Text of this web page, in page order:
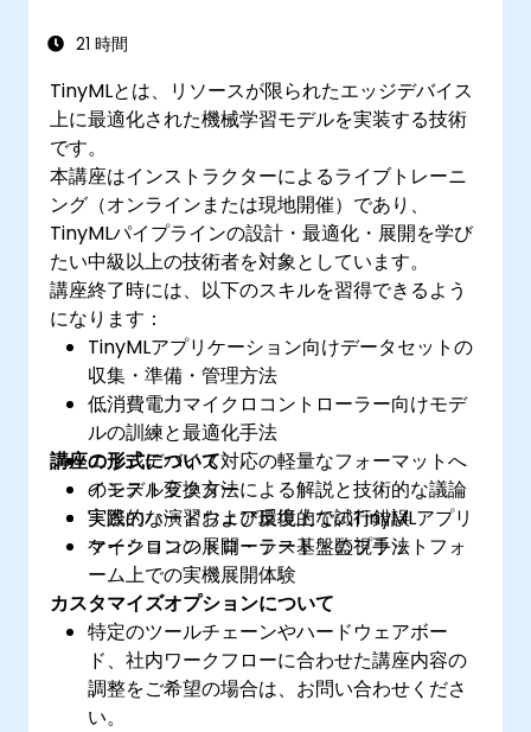
21 時間
TinyMLとは、リソースが限られたエッジデバイス
上に最適化された機械学習モデルを実装する技術
です。
本講座はインストラクターによるライブトレーニ
ング（オンラインまたは現地開催）であり、
TinyMLパイプラインの設計・最適化・展開を学び
たい中級以上の技術者を対象としています。
講座終了時には、以下のスキルを習得できるよう
になります：
TinyMLアプリケーション向けデータセットの
収集・準備・管理方法
低消費電力マイクロコントローラー向けモデ
ルの訓練と最適化手法
エッジデバイス対応の軽量なフォーマットへ
のモデル変換方法
実際のハードウェア環境上でのTinyMLアプリ
ケーションの展開・テスト・監視手法
講座の形式について
インストラクターによる解説と技術的な議論
実践的な演習および反復的な試行錯誤
マイクロコントローラー基盤のプラットフォ
ーム上での実機展開体験
カスタマイズオプションについて
特定のツールチェーンやハードウェアボー
ド、社内ワークフローに合わせた講座内容の
調整をご希望の場合は、お問い合わせくださ
い。